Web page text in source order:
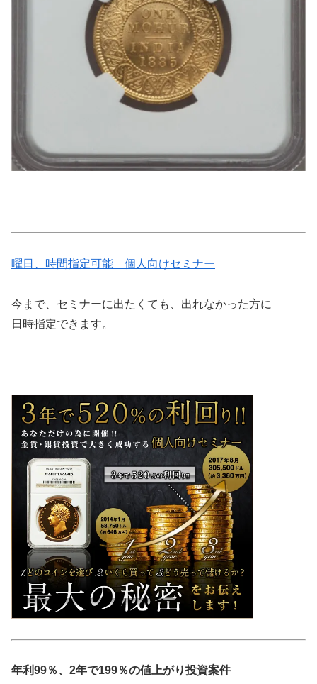
曜日、時間指定可能 個人向けセミナー
今まで、セミナーに出たくても、出れなかった方に
日時指定できます。
年利99％、2年で199％の値上がり投資案件